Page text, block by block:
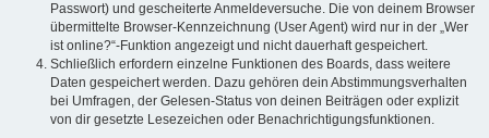
Passwort) und gescheiterte Anmeldeversuche. Die von deinem Browser
übermittelte Browser-Kennzeichnung (User Agent) wird nur in der „Wer
ist online?“-Funktion angezeigt und nicht dauerhaft gespeichert.
Schließlich erfordern einzelne Funktionen des Boards, dass weitere
Daten gespeichert werden. Dazu gehören dein Abstimmungsverhalten
bei Umfragen, der Gelesen-Status von deinen Beiträgen oder explizit
von dir gesetzte Lesezeichen oder Benachrichtigungsfunktionen.